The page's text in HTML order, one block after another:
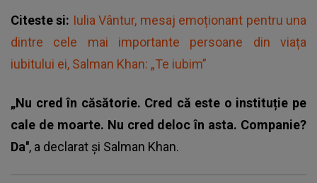
Citeste si: Iulia Vântur, mesaj emoționant pentru una
dintre cele mai importante persoane din viața
iubitului ei, Salman Khan: „Te iubim”
„Nu cred în căsătorie. Cred că este o instituție pe
cale de moarte. Nu cred deloc în asta. Companie?
Da'', a declarat și Salman Khan.